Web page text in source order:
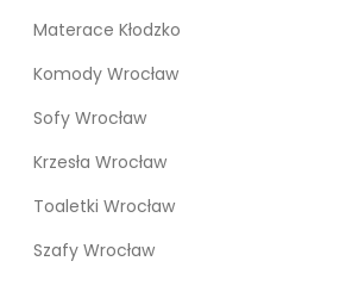
Materace Kłodzko
Komody Wrocław
Sofy Wrocław
Krzesła Wrocław
Toaletki Wrocław
Szafy Wrocław